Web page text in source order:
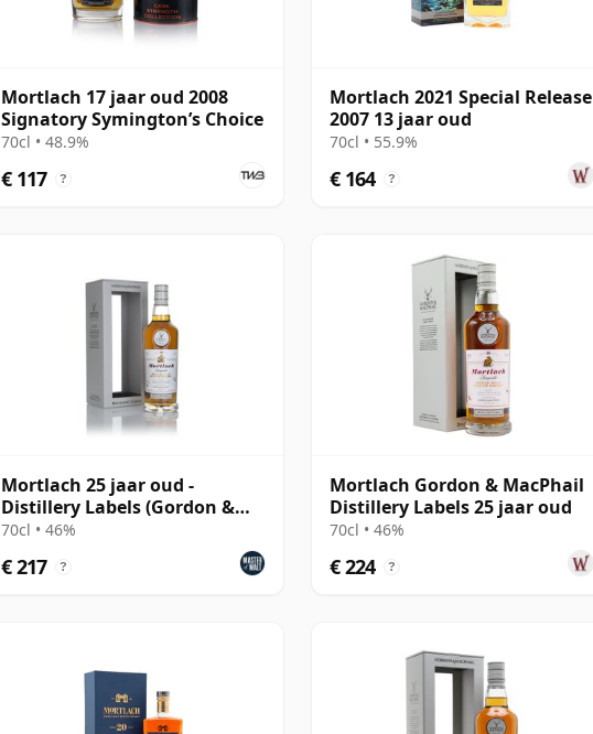
Mortlach 17 jaar oud 2008
Signatory Symington’s Choice
70cl • 48.9%
€ 117 ?
Mortlach 2021 Special Release
2007 13 jaar oud
70cl • 55.9%
€ 164 ?
Mortlach 25 jaar oud -
Distillery Labels (Gordon &
MacPhail)
70cl • 46%
€ 217 ?
Mortlach Gordon & MacPhail
Distillery Labels 25 jaar oud
70cl • 46%
€ 224 ?